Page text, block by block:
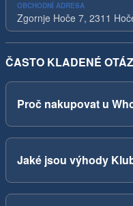
OBCHODNÍ ADRESA
Zgornje Hoče 7, 2311
ČASTO KLADENÉ
Proč nakupovat u
Jaké jsou výhody